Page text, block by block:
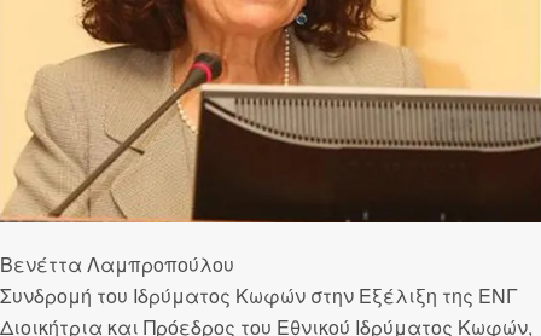
Βενέττα Λαμπροπούλου
Συνδρομή του Ιδρύματος Κωφών στην Εξέλιξη της ΕΝΓ
Διοικήτρια και Πρόεδρος του Εθνικού Ιδρύματος Κωφών,